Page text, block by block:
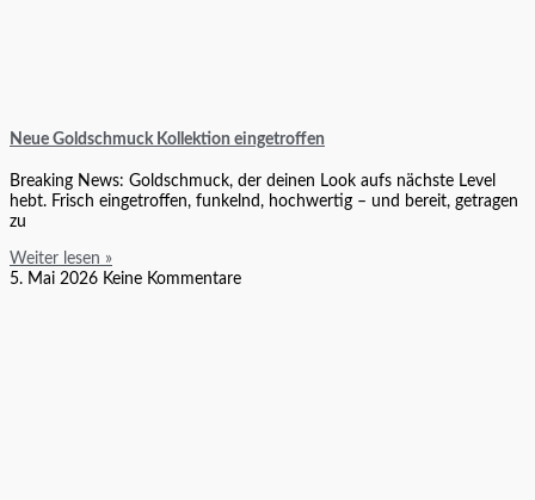
Neue Goldschmuck Kollektion eingetroffen
Breaking News: Goldschmuck, der deinen Look aufs nächste Level
hebt. Frisch eingetroffen, funkelnd, hochwertig – und bereit, getragen
zu
Weiter lesen »
5. Mai 2026 Keine Kommentare